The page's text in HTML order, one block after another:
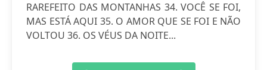
RAREFEITO DAS MONTANHAS 34. VOCÊ SE FOI,
MAS ESTÁ AQUI 35. O AMOR QUE SE FOI E NÃO
VOLTOU 36. OS VÉUS DA NOITE...